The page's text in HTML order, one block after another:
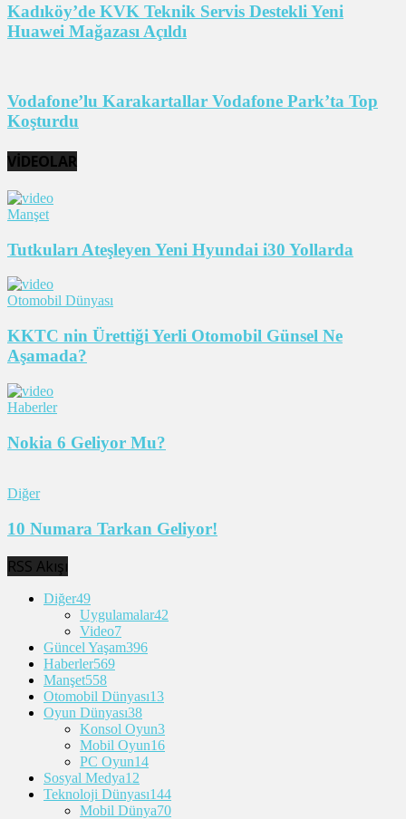
Kadıköy’de KVK Teknik Servis Destekli Yeni
Huawei Mağazası Açıldı
Vodafone’lu Karakartallar Vodafone Park’ta Top
Koşturdu
VİDEOLAR
Manşet
Tutkuları Ateşleyen Yeni Hyundai i30 Yollarda
Otomobil Dünyası
KKTC nin Ürettiği Yerli Otomobil Günsel Ne
Aşamada?
Haberler
Nokia 6 Geliyor Mu?
Diğer
10 Numara Tarkan Geliyor!
RSS Akışı
Diğer49
Uygulamalar42
Video7
Güncel Yaşam396
Haberler569
Manşet558
Otomobil Dünyası13
Oyun Dünyası38
Konsol Oyun3
Mobil Oyun16
PC Oyun14
Sosyal Medya12
Teknoloji Dünyası144
Mobil Dünya70